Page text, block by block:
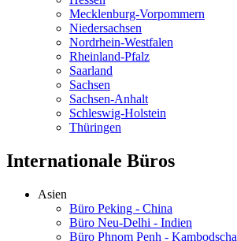
Mecklenburg-Vorpommern
Niedersachsen
Nordrhein-Westfalen
Rheinland-Pfalz
Saarland
Sachsen
Sachsen-Anhalt
Schleswig-Holstein
Thüringen
Internationale Büros
Asien
Büro Peking - China
Büro Neu-Delhi - Indien
Büro Phnom Penh - Kambodscha